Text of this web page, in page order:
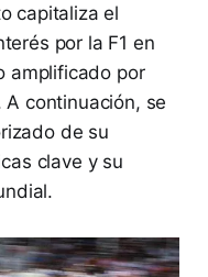
capitaliza el
por la F1 en
amplificado por
A continuación, se
de su
clave y su